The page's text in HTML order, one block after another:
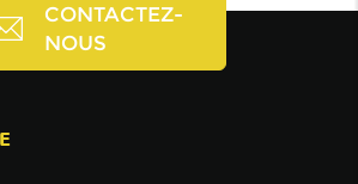
CONTACTEZ-
NOUS